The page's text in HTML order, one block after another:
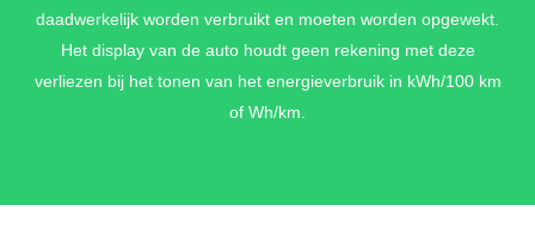
€ 2.495,-
daadwerkelijk worden verbruikt en moeten worden opgewekt.
Het display van de auto houdt geen rekening met deze
verliezen bij het tonen van het energieverbruik in kWh/100 km
of Wh/km.